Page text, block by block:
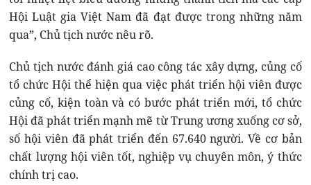
Hội Luật gia Việt Nam đã đạt được trong những năm
qua”, Chủ tịch nước nêu rõ.
Chủ tịch nước đánh giá cao công tác xây dựng, củng cố
tổ chức Hội thể hiện qua việc phát triển hội viên được
củng cố, kiện toàn và có bước phát triển mới, tổ chức
Hội đã phát triển mạnh mẽ từ Trung ương xuống cơ sở,
số hội viên đã phát triển đến 67.640 người. Về cơ bản
chất lượng hội viên tốt, nghiệp vụ chuyên môn, ý thức
chính trị cao.